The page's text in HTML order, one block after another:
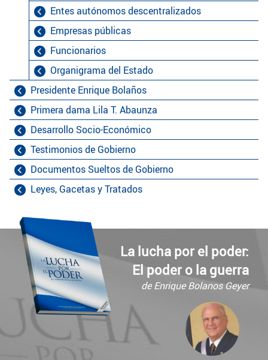
Entes autónomos descentralizados
Empresas públicas
Funcionarios
Organigrama del Estado
Presidente Enrique Bolaños
Primera dama Lila T. Abaunza
Desarrollo Socio-Económico
Testimonios de Gobierno
Documentos Sueltos de Gobierno
Leyes, Gacetas y Tratados
La lucha por el poder:
El poder o la guerra
de Enrique Bolanos Geyer